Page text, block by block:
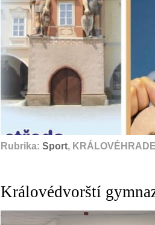
Rubrika: Sport,
Královédvorští